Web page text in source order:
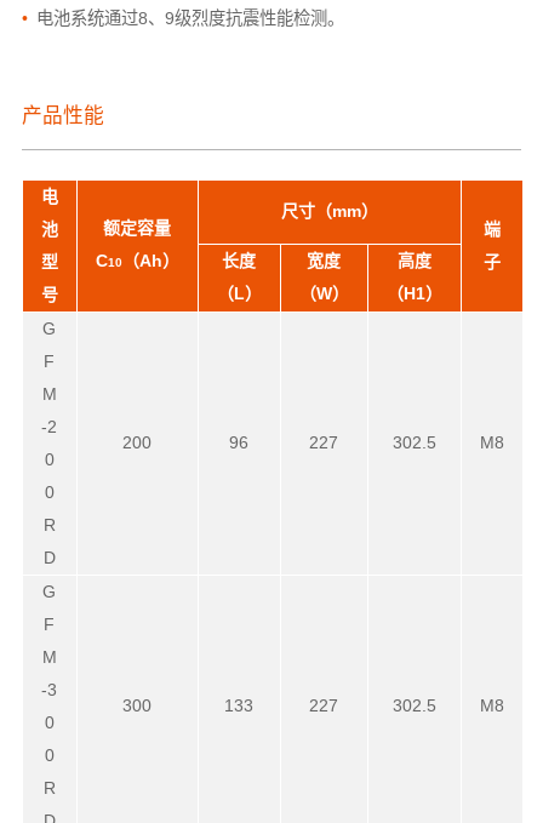
• 电池系统通过8、9级烈度抗震性能检测。
产品性能
电
池
型
号
额定容量
C10（Ah）
尺寸（mm）
端
子
长度
（L）
宽度
（W）
高度
（H1）
G
F
M
-2
0
0
R
D
200 96 227 302.5 M8
G
F
M
-3
0
0
R
300 133 227 302.5 M8